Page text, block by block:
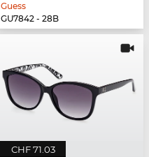
Guess
GU7842 - 28B
CHF 71.03